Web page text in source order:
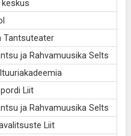
keskus
Tantsuteater
ja Rahvamuusika Selts
Liit
ja Rahvamuusika Selts
Liit